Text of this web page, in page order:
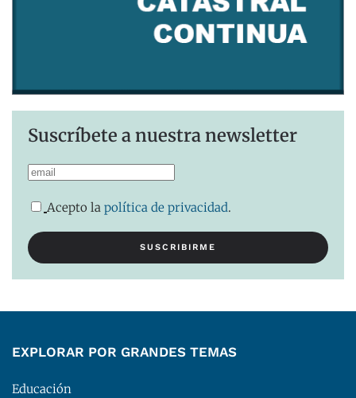
Suscríbete a nuestra newsletter
Acepto la política de privacidad.
EXPLORAR POR GRANDES TEMAS
Educación